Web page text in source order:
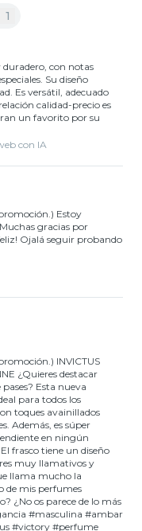
1
con notas
Su diseño
Es versátil, adecuado
calidad-precio es
un favorito por su
con IA
Estoy
gracias por
Ojalá seguir probando
INVICTUS
¿Quieres destacar
Esta nueva
para todos los
toques avainillados
Además, es súper
en ningún
frasco tiene un diseño
muy llamativos y
llama mucho la
de mis perfumes
¿No os parece de lo más
#masculina #ambar
#victory #perfume